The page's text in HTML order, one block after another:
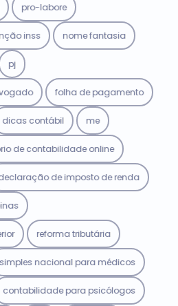
pro-labore
inss nome fantasia
pj
folha de pagamento
dicas contábil me
de contabilidade online
de imposto de renda
reforma tributária
simples nacional para médicos
contabilidade para psicólogos